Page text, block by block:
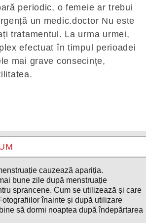
periodic, o femeie ar trebui
un medic.doctor Nu este
tratamentul. La urma urmei,
efectuat în timpul perioadei
mai grave consecințe,
cauzează apariția.
bune zile după menstruație
sprancene. Cum se utilizează și care
înainte și după utilizare
să dormi noaptea după îndepărtarea